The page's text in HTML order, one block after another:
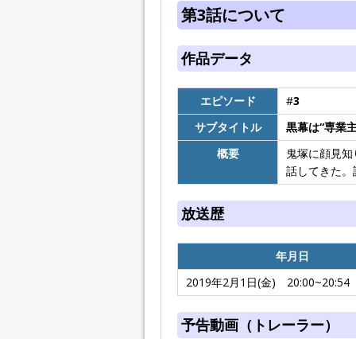
第3話について
作品データ
エピソード #3
サブタイトル
黒幕は“専業
概要
鬼塚に顔見
話してきた
放送歴
年月日
2019年2月1日(金) 20:00~20:54
予告動画（トレーラー）